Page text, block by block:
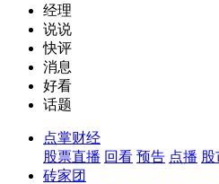
经理
说说
快评
消息
好看
话题
点掌财经
股票直播 回看 预告 点播
砖家团